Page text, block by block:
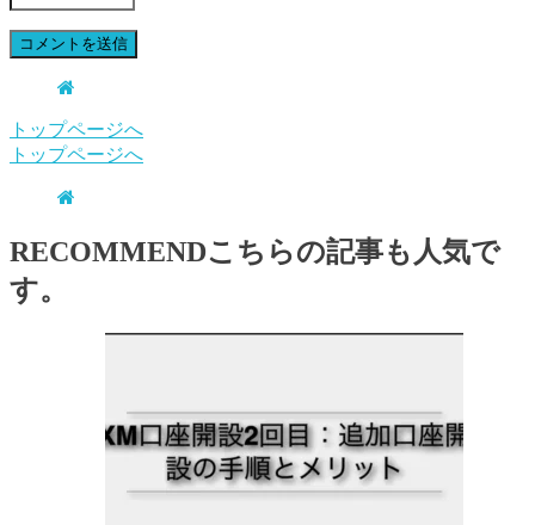
トップページへ
トップページへ
RECOMMENDこちらの記事も人気で
す。